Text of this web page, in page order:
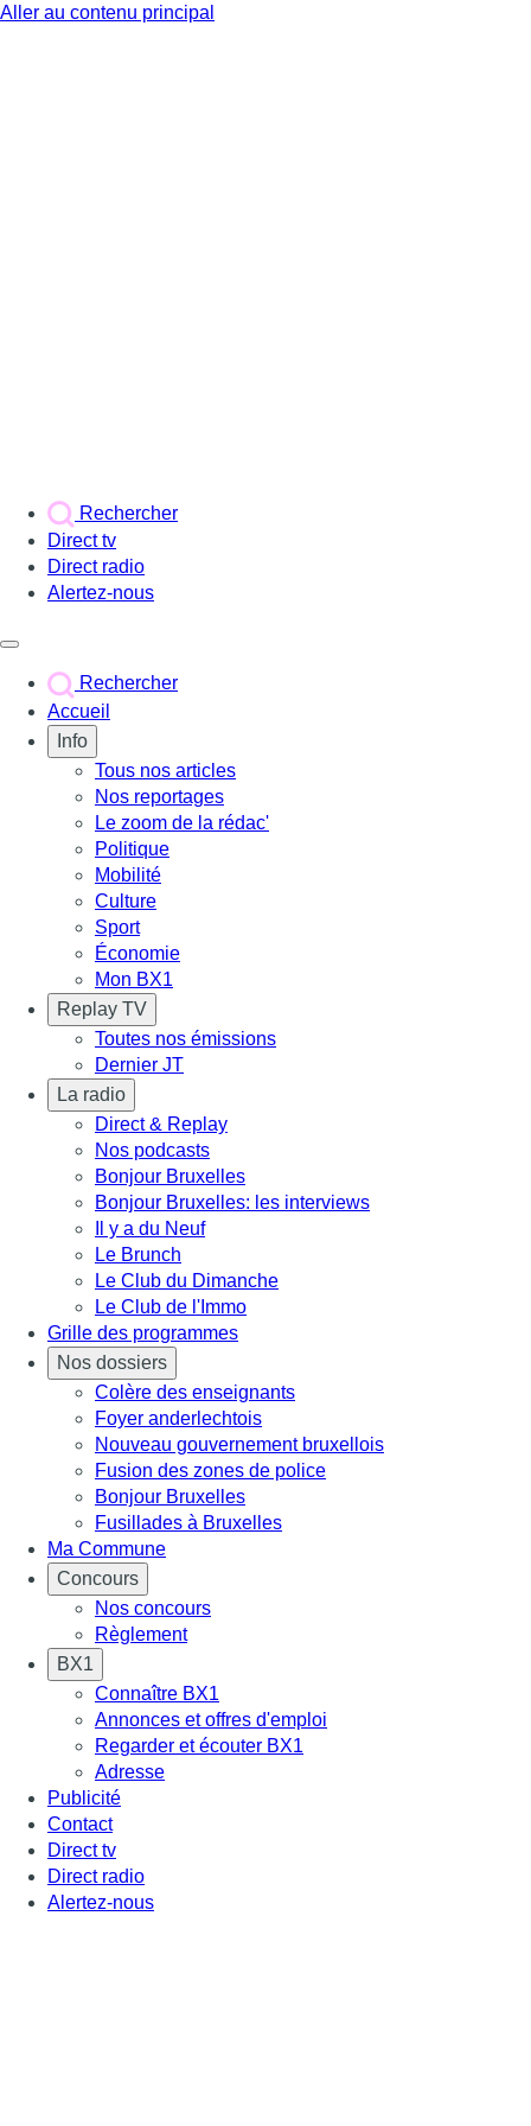
Aller au contenu principal
Rechercher
Direct tv
Direct radio
Alertez-nous
Rechercher
Accueil
Info
Tous nos articles
Nos reportages
Le zoom de la rédac'
Politique
Mobilité
Culture
Sport
Économie
Mon BX1
Replay TV
Toutes nos émissions
Dernier JT
La radio
Direct & Replay
Nos podcasts
Bonjour Bruxelles
Bonjour Bruxelles: les interviews
Il y a du Neuf
Le Brunch
Le Club du Dimanche
Le Club de l'Immo
Grille des programmes
Nos dossiers
Colère des enseignants
Foyer anderlechtois
Nouveau gouvernement bruxellois
Fusion des zones de police
Bonjour Bruxelles
Fusillades à Bruxelles
Ma Commune
Concours
Nos concours
Règlement
BX1
Connaître BX1
Annonces et offres d'emploi
Regarder et écouter BX1
Adresse
Publicité
Contact
Direct tv
Direct radio
Alertez-nous